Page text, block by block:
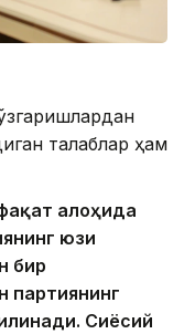
талаблар ҳам
алоҳида
юзи
бир
партиянинг
Сиёсий